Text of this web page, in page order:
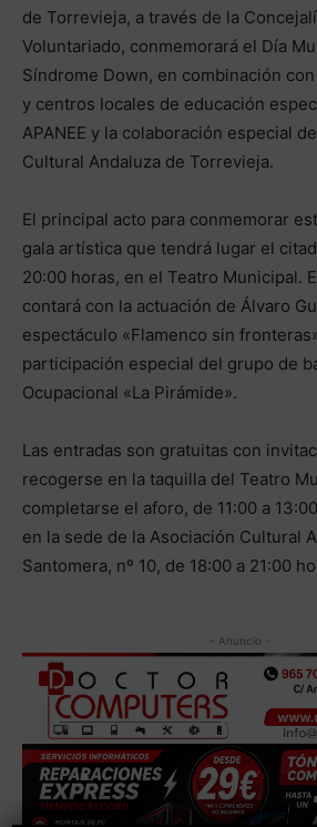
de Torrevieja, a través de la
Voluntariado, conmemorará el Día
Síndrome Down, en combinación
y centros locales de educación
APANEE y la colaboración especial
Cultural Andaluza de Torrevieja.
El principal acto para conmemorar
gala artística que tendrá lugar el
20:00 horas, en el Teatro Municipal.
contará con la actuación de Álvaro
espectáculo «Flamenco sin
participación especial del grupo de
Ocupacional «La Pirámide».
Las entradas son gratuitas con
recogerse en la taquilla del Teatro
completarse el aforo, de 11:00 a
en la sede de la Asociación Cultural
Santomera, nº 10, de 18:00 a 21:00
- Anuncio -